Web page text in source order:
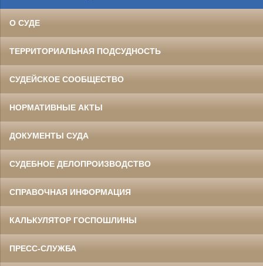
О СУДЕ
ТЕРРИТОРИАЛЬНАЯ ПОДСУДНОСТЬ
СУДЕЙСКОЕ СООБЩЕСТВО
НОРМАТИВНЫЕ АКТЫ
ДОКУМЕНТЫ СУДА
СУДЕБНОЕ ДЕЛОПРОИЗВОДСТВО
СПРАВОЧНАЯ ИНФОРМАЦИЯ
КАЛЬКУЛЯТОР ГОСПОШЛИНЫ
ПРЕСС-СЛУЖБА